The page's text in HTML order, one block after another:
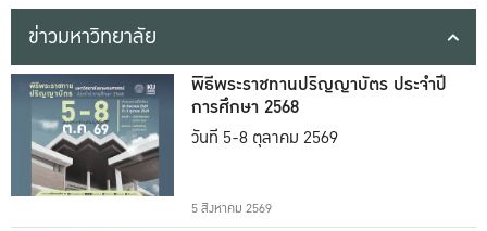
ข่าวมหาวิทยาลัย
พิธีพระราชทานปริญญาบัตร ประจำปี
การศึกษา 2568
วันที่ 5-8 ตุลาคม 2569
5 สิงหาคม 2569